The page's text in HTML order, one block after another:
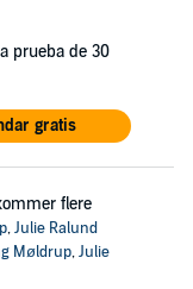
prueba de 30
gratis
flere
,Julie Ralund
Møldrup,Julie